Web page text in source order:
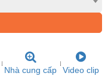
Nhà cung cấp Video clip